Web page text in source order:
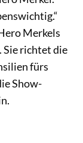
Merkels
richtet die
fürs
Show-